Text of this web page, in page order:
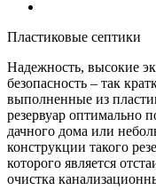
Пластиковые септики
Надежность, высокие
безопасность – так
выполненные из
резервуар оптимально
дачного дома или
конструкции такого
которого является
очистка